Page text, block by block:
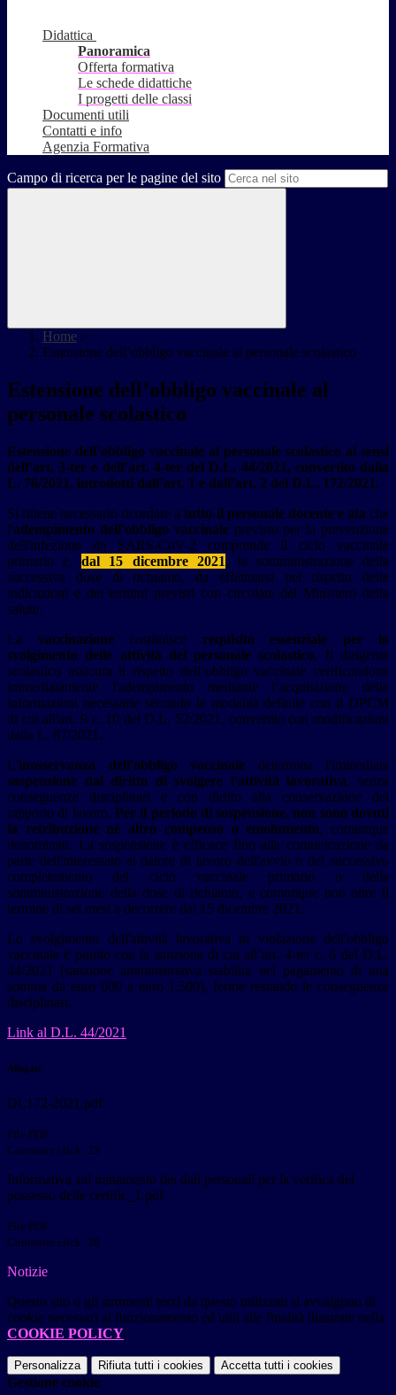
Didattica
Panoramica
Offerta formativa
Le schede didattiche
I progetti delle classi
Documenti utili
Contatti e info
Agenzia Formativa
Campo di ricerca per le pagine del sito
Home >
Estensione dell’obbligo vaccinale al personale scolastico
Estensione dell’obbligo vaccinale al
personale scolastico
Estensione dell’obbligo vaccinale al personale scolastico ai sensi
dell’art. 3-ter e dell’art. 4-ter del D.L. 44/2021, convertito dalla
L. 76/2021, introdotti dall’art. 1 e dall’art. 2 del D.L. 172/2021.
Si ritiene necessario ricordare atutto il personale docente e ata che
l'adempimento dell'obbligo vaccinaleprevisto per la prevenzione
dell'infezione da SARS-CoV-2 comprende il ciclo vaccinale
primario e,dal 15 dicembre 2021, la somministrazione della
successiva dose di richiamo, da effettuarsi nel rispetto delle
indicazioni e dei termini previsti con circolare del Ministero della
salute.
La vaccinazionecostituisce requisito essenziale per lo
svolgimento delle attività del personale scolastico. Il dirigente
scolastico assicura il rispetto dell’obbligo vaccinale verificandone
immediatamente l'adempimento mediante l’acquisizione delle
informazioni necessarie secondo le modalità definite con il DPCM
di cui all'art. 9 c. 10 del D.L. 52/2021, convertito con modificazioni
dalla L. 87/2021.
L'inosservanza dell'obbligo vaccinale determina l'immediata
sospensione dal diritto di svolgere l'attività lavorativa, senza
conseguenze disciplinari e con diritto alla conservazione del
rapporto di lavoro. Per il periodo di sospensione, non sono dovuti
la retribuzione né altro compenso o emolumento, comunque
denominati. La sospensione è efficace fino alla comunicazione da
parte dell'interessato al datore di lavoro dell'avvio o del successivo
completamento del ciclo vaccinale primario o della
somministrazione della dose di richiamo, e comunque non oltre il
termine di sei mesi a decorrere dal 15 dicembre 2021.
Lo svolgimento dell'attività lavorativa in violazione dell'obbligo
vaccinale è punito con la sanzione di cui all’art. 4-ter c. 6 del D.L.
44/2021 (sanzione amministrativa stabilita nel pagamento di una
somma da euro 600 a euro 1.500), ferme restando le conseguenze
disciplinari.
Link al D.L. 44/2021
Allegati
DL172-2021.pdf
File PDF
Contatore click: 23
Informativa sul trattamento dei dati personali per la verifica del
possesso delle certific_1.pdf
File PDF
Contatore click: 38
Notizie
Questo sito o gli strumenti terzi da questo utilizzati si avvalgono di
cookie necessari al funzionamento ed utili alle finalità illustrate nella
COOKIE POLICY.
Personalizza Rifiuta tutti i cookies Accetta tutti i cookies
Gestione cookie